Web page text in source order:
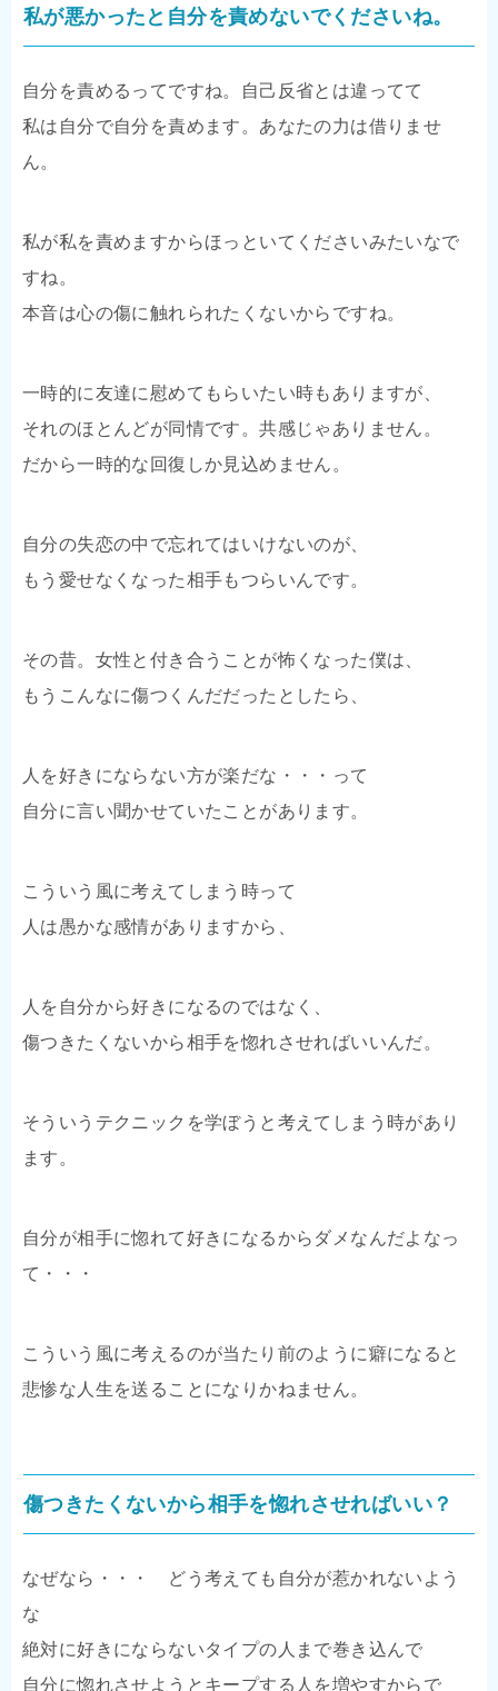
私が悪かったと自分を責めないでくださいね。
自分を責めるってですね。自己反省とは違ってて
私は自分で自分を責めます。あなたの力は借りませ
ん。
私が私を責めますからほっといてくださいみたいなで
すね。
本音は心の傷に触れられたくないからですね。
一時的に友達に慰めてもらいたい時もありますが、
それのほとんどが同情です。共感じゃありません。
だから一時的な回復しか見込めません。
自分の失恋の中で忘れてはいけないのが、
もう愛せなくなった相手もつらいんです。
その昔。女性と付き合うことが怖くなった僕は、
もうこんなに傷つくんだだったとしたら、
人を好きにならない方が楽だな・・・って
自分に言い聞かせていたことがあります。
こういう風に考えてしまう時って
人は愚かな感情がありますから、
人を自分から好きになるのではなく、
傷つきたくないから相手を惚れさせればいいんだ。
そういうテクニックを学ぼうと考えてしまう時があり
ます。
自分が相手に惚れて好きになるからダメなんだよなっ
て・・・
こういう風に考えるのが当たり前のように癖になると
悲惨な人生を送ることになりかねません。
傷つきたくないから相手を惚れさせればいい？
なぜなら・・・ どう考えても自分が惹かれないよう
な
絶対に好きにならないタイプの人まで巻き込んで
自分に惚れさせようとキープする人を増やすからで